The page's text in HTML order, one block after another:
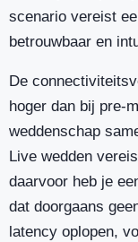
scenario vereist
betrouwbaar en
De
hoger dan bij pre-
weddenschap
Live wedden
daarvoor heb je
dat doorgaans
latency oplopen,